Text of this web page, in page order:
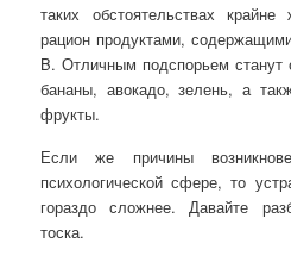
таких обстоятельствах крайне
рацион продуктами,
B. Отличным подспорьем станут
бананы, авокадо, зелень, а
фрукты.
Если же причины
психологической сфере, то
гораздо сложнее. Давайте
тоска.